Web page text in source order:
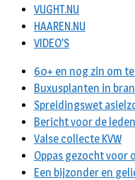
VUGHT.NU
HAAREN.NU
VIDEO’S
60+ en nog zin om
Buxusplanten in
Spreidingswet
Bericht voor de
Valse collecte KVW
Oppas gezocht voor
Een bijzonder en